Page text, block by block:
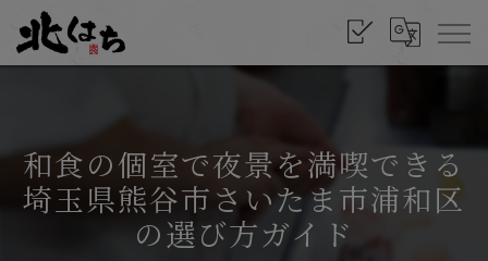
和食の個室で夜景を満喫できる
埼玉県熊谷市さいたま市浦和区
の選び方ガイド